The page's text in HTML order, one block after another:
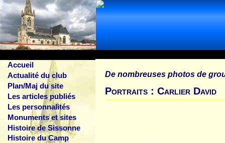
Accueil
Actualité du club
Plan/Maj du site
Les articles publiés
Les personnalités
Monuments et sites
Histoire de Sissonne
Histoire du Camp
De nombreuses photos de
Portraits : Carlier David